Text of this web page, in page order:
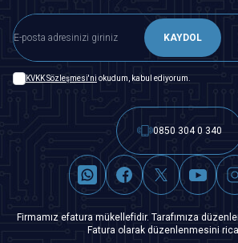
KAYDOL
KVKK Sözleşmesi'ni okudum, kabul ediyorum.
0850 304 0 340
Firmamız efatura mükellefidir. Tarafımıza
Fatura olarak düzenlenmesini